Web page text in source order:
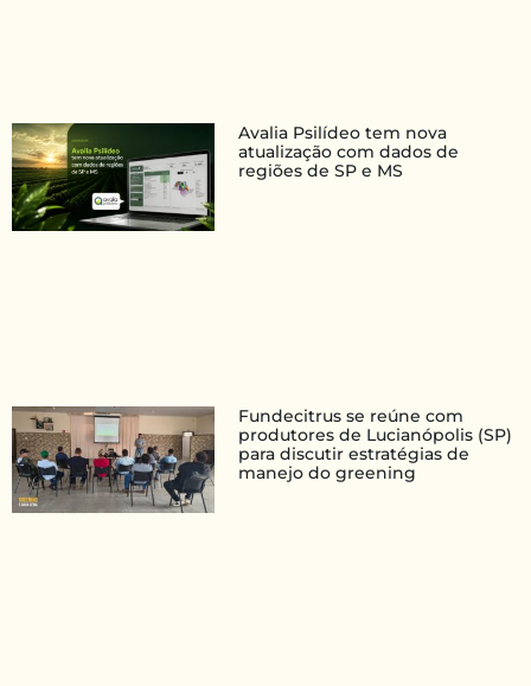
Avalia Psilídeo tem nova
atualização com dados de
regiões de SP e MS
Fundecitrus se reúne com
produtores de Lucianópolis (SP)
para discutir estratégias de
manejo do greening